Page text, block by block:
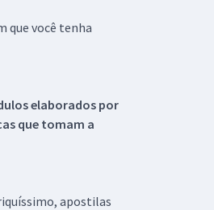
que você tenha
elaborados por
que tomam a
apostilas